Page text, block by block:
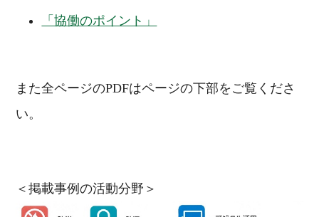
「協働のポイント」
また全ページのPDFはページの下部をご覧くださ
い。
＜掲載事例の活動分野＞